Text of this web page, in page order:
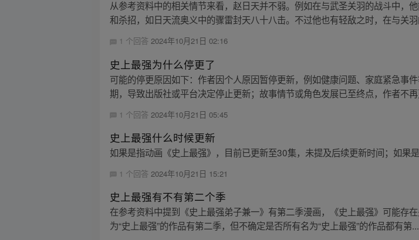
从参考资料中的相关情节来看，赵日天并不弱。例如在与武圣关羽的战斗中，
和杀招，如日天流奥义中的骤雷封天八十八击。不过他也有轻敌之时，在与关
1 个回答2024年10月21日 02:16
史上最强为什么停更了
可能的停更原因如下：作者因个人原因暂停更新，例如健康问题、家庭紧急事
期，导致出版社或平台决定停止更新；故事情节或角色发展已至终点，作者不
1 个回答 2024年10月21日 05:45
史上最强什么时候更新
如果是指动画《史上最强》，目前已更新至30集，未提及后续更新时间；如果
1 个回答 2024年10月21日 15:21
史上最强有不有第二个季
在参考资料中提到《史上最强弟子兼一》有第二季漫画，《史上最强》可能存
为“史上最强”的作品有第二季，但不确定是否所有名为“史上最强”的作品都有第...